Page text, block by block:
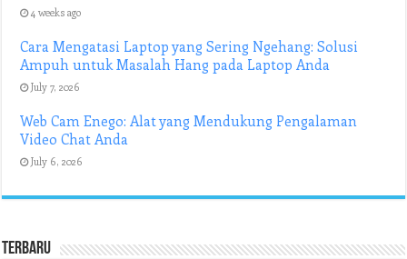
4 weeks ago
Cara Mengatasi Laptop yang Sering Ngehang: Solusi
Ampuh untuk Masalah Hang pada Laptop Anda
July 7, 2026
Web Cam Enego: Alat yang Mendukung Pengalaman
Video Chat Anda
July 6, 2026
Terbaru